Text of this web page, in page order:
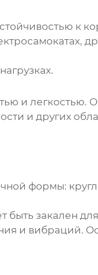
к
и легкостью.
и других
формы:
быть закален
и вибраций.